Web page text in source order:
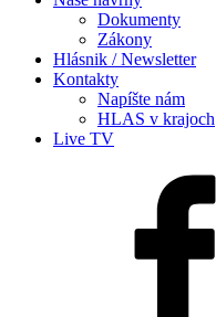
Dokumenty
Zákony
Hlásnik / Newsletter
Kontakty
Napíšte nám
HLAS v krajoch
Live TV